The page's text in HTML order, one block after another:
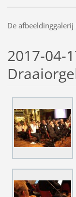
De afbeeldinggalerij
2017-04-